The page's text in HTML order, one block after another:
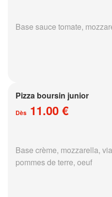
Base sauce tomate,
Pizza boursin junior
Dès 11.00 €
Base crème, mozzarella,
pommes de terre, oeuf